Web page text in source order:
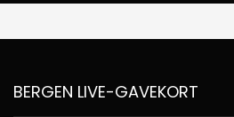
BERGEN LIVE-GAVEKORT